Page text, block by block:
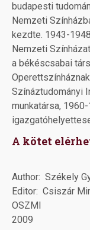
budapesti
Nemzeti
kezdte. 1943-
Nemzeti
a békéscsabai
Színáztudományi
munkatársa,
A kötet
Author Székely
Editor Csiszár
OSZMI
2009